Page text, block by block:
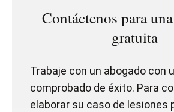
Contáctenos para
gratuita
Trabaje con un abogado con
comprobado de éxito. Para
elaborar su caso de lesiones